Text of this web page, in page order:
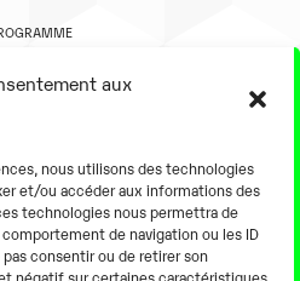
aux
nous utilisons des technologies
et/ou accéder aux informations des
technologies nous permettra de
de navigation ou les ID
consentir ou de retirer son
négatif sur certaines caractéristiques
pratique
et horaires
Salles